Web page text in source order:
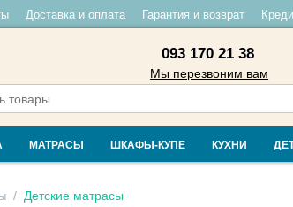
Доставка и оплата Гарантия и возврат
093 170 21 38
Мы перезвоним вам
МАТРАСЫ ШКАФЫ-КУПЕ КУХНИ
/ Детские матрасы